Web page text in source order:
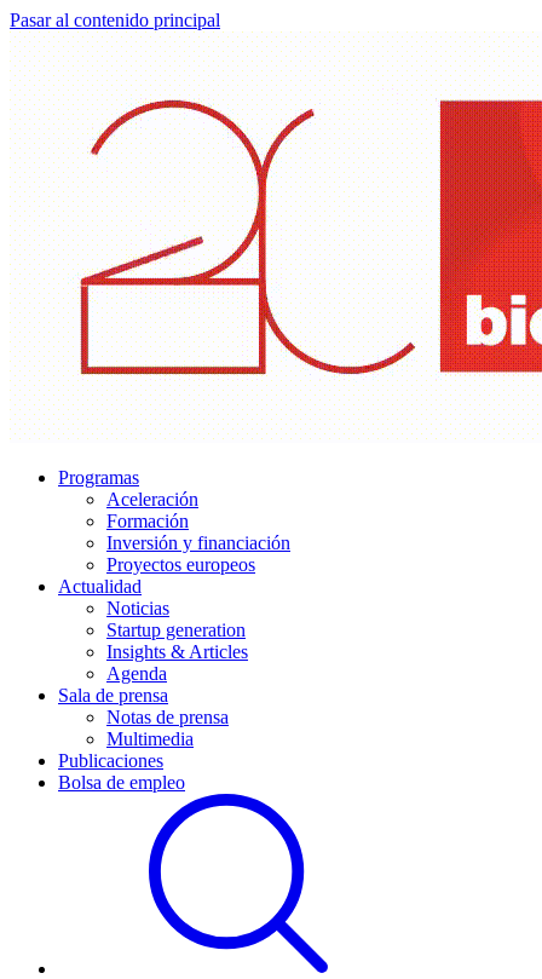
Pasar al contenido principal
Programas
Aceleración
Formación
Inversión y financiación
Proyectos europeos
Actualidad
Noticias
Startup generation
Insights & Articles
Agenda
Sala de prensa
Notas de prensa
Multimedia
Publicaciones
Bolsa de empleo